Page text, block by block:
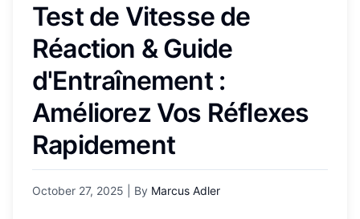
Test de Vitesse de
Réaction & Guide
d'Entraînement :
Améliorez Vos Réflexes
Rapidement
October 27, 2025 | By Marcus Adler